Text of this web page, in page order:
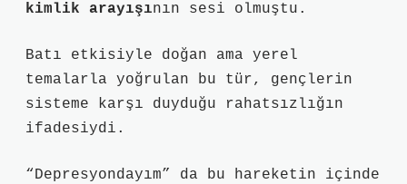
kimlik arayışının sesi olmuştu.
Batı etkisiyle doğan ama yerel
temalarla yoğrulan bu tür, gençlerin
sisteme karşı duyduğu rahatsızlığın
ifadesiydi.
“Depresyondayım” da bu hareketin içinde